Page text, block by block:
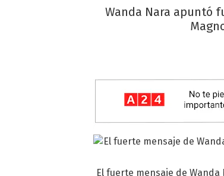
Wanda Nara apuntó
El fuerte mensaje de